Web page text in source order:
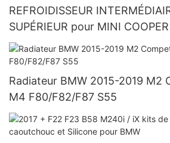
REFROIDISSEUR
SUPÉRIEUR pour MINI
SUPERCHARGER 2002-2006
Radiateur BMW 2015-2019 M2
M4 F80/F82/F87 S55